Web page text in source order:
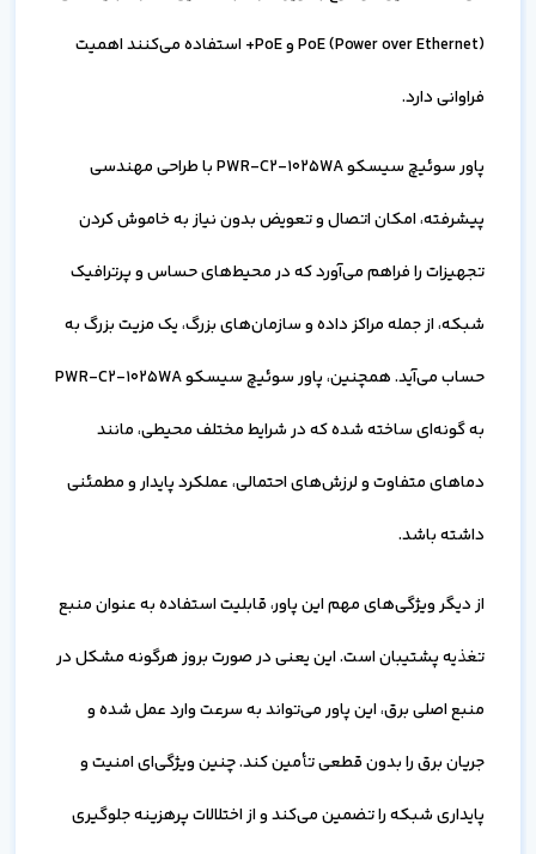
PoE (Power over Ethernet) و PoE+ استفاده می‌کنند اهمیت
فراوانی دارد.
پاور سوئیچ سیسکو PWR-C2-1025WA با طراحی مهندسی
پیشرفته، امکان اتصال و تعویض بدون نیاز به خاموش کردن
تجهیزات را فراهم می‌آورد که در محیط‌های حساس و پرترافیک
شبکه، از جمله مراکز داده و سازمان‌های بزرگ، یک مزیت بزرگ به
حساب می‌آید. همچنین، پاور سوئیچ سیسکو PWR-C2-1025WA
به گونه‌ای ساخته شده که در شرایط مختلف محیطی، مانند
دماهای متفاوت و لرزش‌های احتمالی، عملکرد پایدار و مطمئنی
داشته باشد.
از دیگر ویژگی‌های مهم این پاور، قابلیت استفاده به عنوان منبع
تغذیه پشتیبان است. این یعنی در صورت بروز هرگونه مشکل در
منبع اصلی برق، این پاور می‌تواند به سرعت وارد عمل شده و
جریان برق را بدون قطعی تأمین کند. چنین ویژگی‌ای امنیت و
پایداری شبکه را تضمین می‌کند و از اختلالات پرهزینه جلوگیری